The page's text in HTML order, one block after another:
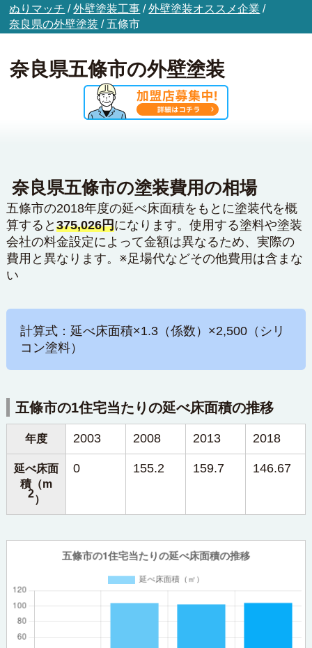
ぬりマッチ /外壁塗装工事 /外壁塗装オススメ企業 /
奈良県の外壁塗装 / 五條市
奈良県五條市の外壁塗装
奈良県五條市の塗装費用の相場
五條市の2018年度の延べ床面積をもとに塗装代を概
算すると 375,026円になります。使用する塗料や塗装
会社の料金設定によって金額は異なるため、実際の
費用と異なります。※足場代などその他費用は含まな
い
計算式：延べ床面積×1.3（係数）×2,500（シリ
コン塗料）
五條市の1住宅当たりの延べ床面積の推移
年度 2003 2008 2013 2018
延べ床面
積（m
2）
0 155.2 159.7 146.67